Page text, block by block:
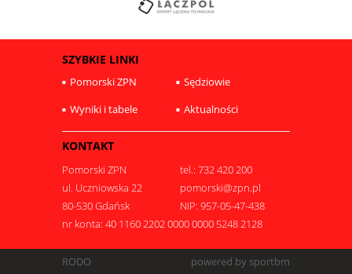
SZYBKIE LINKI
Pomorski ZPN
Sędziowie
Wyniki i tabele
Aktualności
KONTAKT
Pomorski ZPN
tel.: 732 420 200
ul. Uczniowska 22
pomorski@zpn.pl
80-530 Gdańsk
NIP: 957-05-47-438
nr konta: 40 1160 2202 0000 0000 5248 2128
RODO powered by sportbm